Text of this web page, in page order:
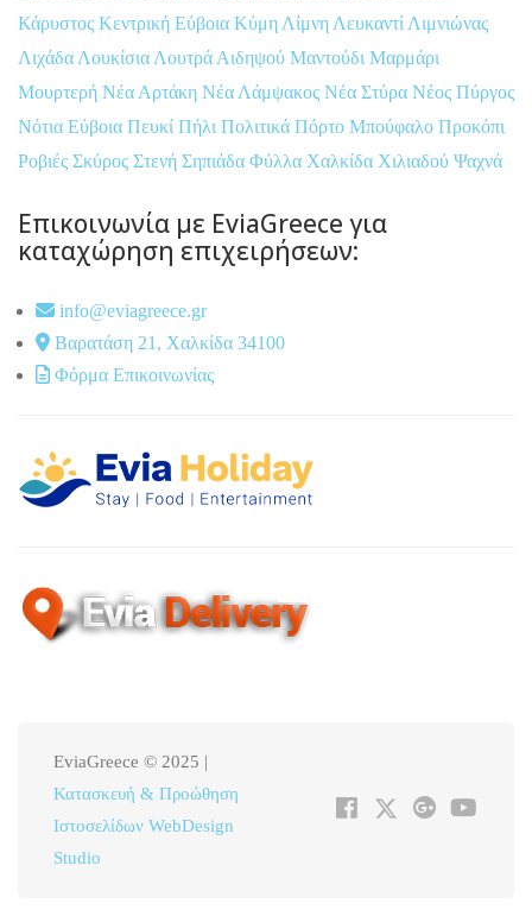
Κάρυστος Κεντρική Εύβοια Κύμη Λίμνη Λευκαντί Λιμνιώνας
Λιχάδα Λουκίσια Λουτρά Αιδηψού Μαντούδι Μαρμάρι
Μουρτερή Νέα Αρτάκη Νέα Λάμψακος Νέα Στύρα Νέος Πύργος
Νότια Εύβοια Πευκί Πήλι Πολιτικά Πόρτο Μπούφαλο Προκόπι
Ροβιές Σκύρος Στενή Σηπιάδα Φύλλα Χαλκίδα Χιλιαδού Ψαχνά
Επικοινωνία με EviaGreece για
καταχώρηση επιχειρήσεων:
info@eviagreece.gr
Βαρατάση 21, Χαλκίδα 34100
Φόρμα Επικοινωνίας
EviaGreece © 2025 |
Κατασκευή & Προώθηση
Ιστοσελίδων WebDesign
Studio